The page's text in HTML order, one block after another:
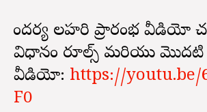
సౌందర్య లహరి ప్రారంభ వీడియో
విధానం రూల్స్ మరియు మొదటి
వీడియో: https://youtu.be/
F0